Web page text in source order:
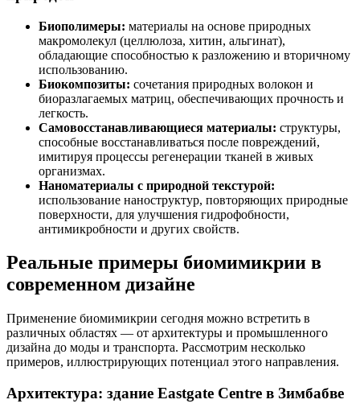
Биополимеры: материалы на основе природных
макромолекул (целлюлоза, хитин, альгинат),
обладающие способностью к разложению и вторичному
использованию.
Биокомпозиты: сочетания природных волокон и
биоразлагаемых матриц, обеспечивающих прочность и
легкость.
Самовосстанавливающиеся материалы: структуры,
способные восстанавливаться после повреждений,
имитируя процессы регенерации тканей в живых
организмах.
Наноматериалы с природной текстурой:
использование наноструктур, повторяющих природные
поверхности, для улучшения гидрофобности,
антимикробности и других свойств.
Реальные примеры биомимикрии в
современном дизайне
Применение биомимикрии сегодня можно встретить в
различных областях — от архитектуры и промышленного
дизайна до моды и транспорта. Рассмотрим несколько
примеров, иллюстрирующих потенциал этого направления.
Архитектура: здание Eastgate Centre в Зимбабве